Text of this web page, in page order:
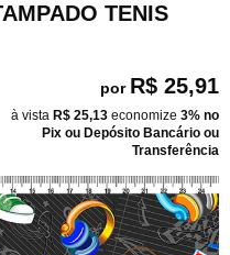
TENIS
por R$ 25,91
à vista R$ 25,13 economize 3% no
Pix ou Depósito Bancário ou
Transferência